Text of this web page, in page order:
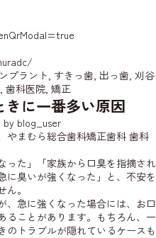
プラント, すきっ歯, 出っ歯, 刈谷
, 歯科医院, 矯正
きに一番多い原因
by blog_user
やまむら総合歯科矯正歯科 歯科
った」「家族から口臭を指摘され
に臭いが強くなった」と、不安を
。
、急に強くなった場合には、お口
ることがあります。もちろん、一
のトラブルが隠れているケースも